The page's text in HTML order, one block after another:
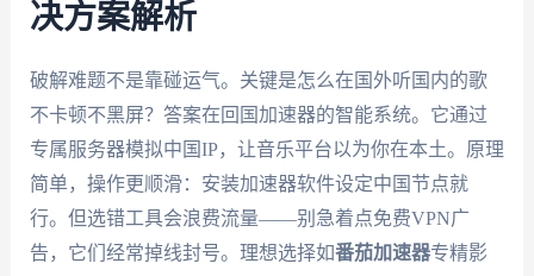
决方案解析
破解难题不是靠碰运气。关键是怎么在国外听国内的歌
不卡顿不黑屏？答案在回国加速器的智能系统。它通过
专属服务器模拟中国IP，让音乐平台以为你在本土。原理
简单，操作更顺滑：安装加速器软件设定中国节点就
行。但选错工具会浪费流量——别急着点免费VPN广
告，它们经常掉线封号。理想选择如番茄加速器专精影